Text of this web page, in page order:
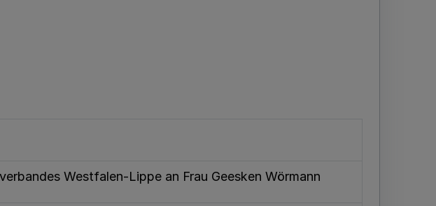
Westfalen-Lippe an Frau Geesken Wörmann